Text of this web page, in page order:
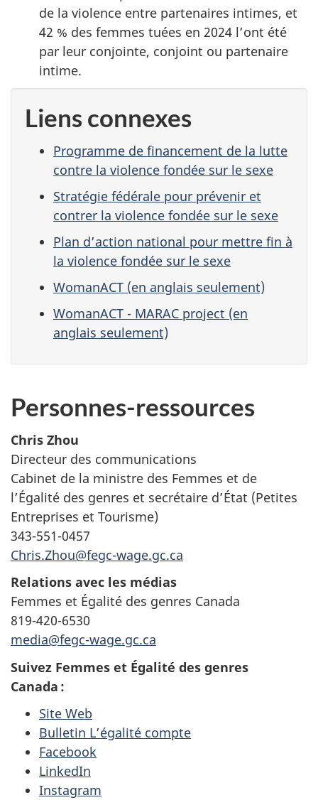
de la violence entre partenaires intimes, et
42 % des femmes tuées en 2024 l’ont été
par leur conjointe, conjoint ou partenaire
intime.
Liens connexes
Programme de financement de la lutte
contre la violence fondée sur le sexe
Stratégie fédérale pour prévenir et
contrer la violence fondée sur le sexe
Plan d’action national pour mettre fin à
la violence fondée sur le sexe
WomanACT (en anglais seulement)
WomanACT - MARAC project (en
anglais seulement)
Personnes-ressources
Chris Zhou
Directeur des communications
Cabinet de la ministre des Femmes et de
l’Égalité des genres et secrétaire d’État (Petites
Entreprises et Tourisme)
343-551-0457
Chris.Zhou@fegc-wage.gc.ca
Relations avec les médias
Femmes et Égalité des genres Canada
819-420-6530
media@fegc-wage.gc.ca
Suivez Femmes et Égalité des genres
Canada :
Site Web
Bulletin L’égalité compte
Facebook
LinkedIn
Instagram